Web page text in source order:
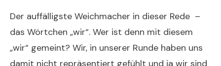
Der auffälligste Weichmacher in dieser Rede –
das Wörtchen „wir“. Wer ist denn mit diesem
„wir“ gemeint? Wir, in unserer Runde haben uns